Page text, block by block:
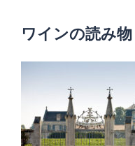
ワインの読み物